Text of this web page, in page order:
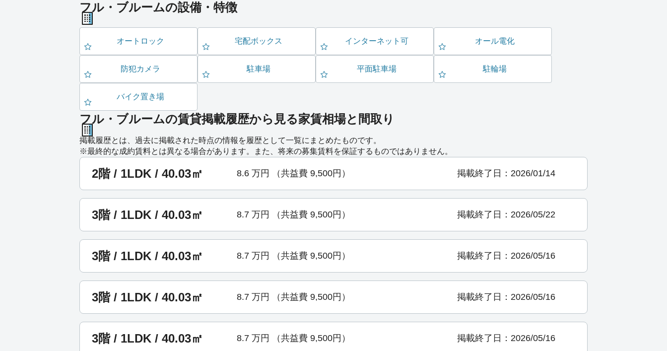
フル・ブルームの設備・特徴
オートロック 宅配ボックス インターネット可 オール電化
防犯カメラ 駐車場 平面駐車場 駐輪場
バイク置き場
フル・ブルームの賃貸掲載履歴から見る家賃相場と間取り
掲載履歴とは、過去に掲載された時点の情報を履歴として一覧にまとめたものです。
※最終的な成約賃料とは異なる場合があります。また、将来の募集賃料を保証するものではありません。
2階 / 1LDK / 40.03㎡ 8.6 万円 （共益費 9,500円） 掲載終了日：2026/01/14
3階 / 1LDK / 40.03㎡ 8.7 万円 （共益費 9,500円） 掲載終了日：2026/05/22
3階 / 1LDK / 40.03㎡ 8.7 万円 （共益費 9,500円） 掲載終了日：2026/05/16
3階 / 1LDK / 40.03㎡ 8.7 万円 （共益費 9,500円） 掲載終了日：2026/05/16
3階 / 1LDK / 40.03㎡ 8.7 万円 （共益費 9,500円） 掲載終了日：2026/05/16